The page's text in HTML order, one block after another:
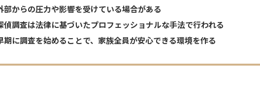
部からの圧力や影響を受けている場合がある
偵調査は法律に基づいたプロフェッショナルな手法で行われる
期に調査を始めることで、家族全員が安心できる環境を作る